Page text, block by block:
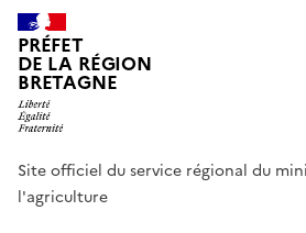
PRÉFET
DE LA RÉGION
BRETAGNE
Site officiel du service régional du
l'agriculture